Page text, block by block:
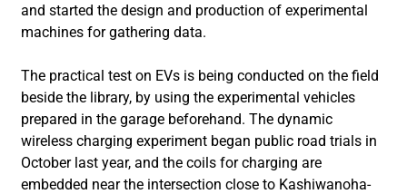
and started the design and production of experimental
machines for gathering data.
The practical test on EVs is being conducted on the field
beside the library, by using the experimental vehicles
prepared in the garage beforehand. The dynamic
wireless charging experiment began public road trials in
October last year, and the coils for charging are
embedded near the intersection close to Kashiwanoha-